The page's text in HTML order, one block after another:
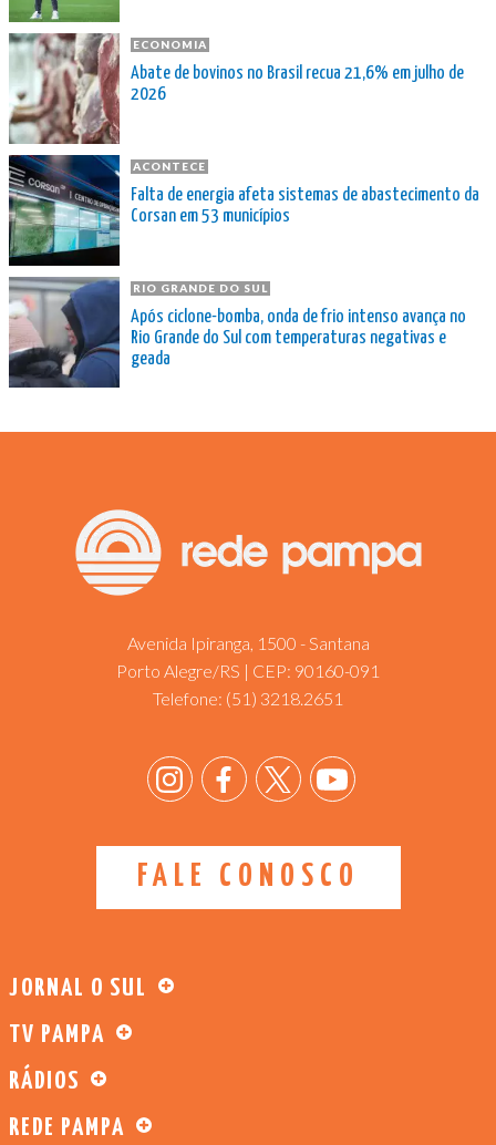
ECONOMIA
Abate de bovinos no Brasil recua 21,6% em julho de
2026
ACONTECE
Falta de energia afeta sistemas de abastecimento da
Corsan em 53 municípios
RIO GRANDE DO SUL
Após ciclone-bomba, onda de frio intenso avança no
Rio Grande do Sul com temperaturas negativas e
geada
Avenida Ipiranga, 1500 - Santana
Porto Alegre/RS | CEP: 90160-091
Telefone: (51) 3218.2651
FALE CONOSCO
JORNAL O SUL
TV PAMPA
RÁDIOS
REDE PAMPA